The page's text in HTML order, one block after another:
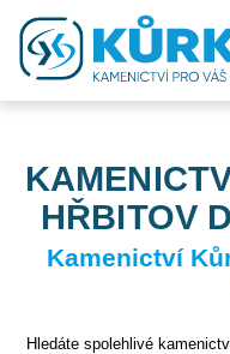
HŘBITOV
Kamenictví
Hledáte spolehlivé